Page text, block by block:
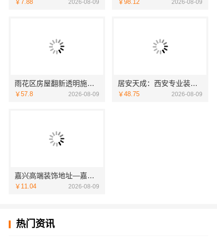
￥7.88 2026-08-09 ￥98.12 2026-08-09
雨花区房屋翻新透明施工湖南创益讯建筑有限公司
￥57.8 2026-08-09
居安天成：西安专业装修平层 免费量房出方案
￥48.75 2026-08-09
嘉兴高端装饰地址—嘉兴锦居装饰材料有限公司
￥11.04 2026-08-09
热门资讯